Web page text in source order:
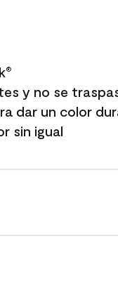
®
y no se
dar un color
sin igual